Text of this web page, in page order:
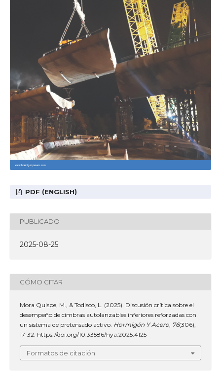
PDF (ENGLISH)
PUBLICADO
2025-08-25
CÓMO CITAR
Mora Quispe, M., & Todisco, L. (2025). Discusión crítica sobre el
desempeño de cimbras autolanzables inferiores reforzadas con
un sistema de pretensado activo. Hormigón Y Acero 76(306),
17-32. https://doi.org/10.33586/hya.2025.4125
Formatos de citación